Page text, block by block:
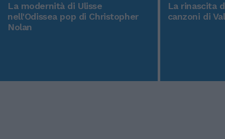
La modernità di Ulisse
nell'Odissea pop di Christopher
Nolan
La rinascita
canzoni di